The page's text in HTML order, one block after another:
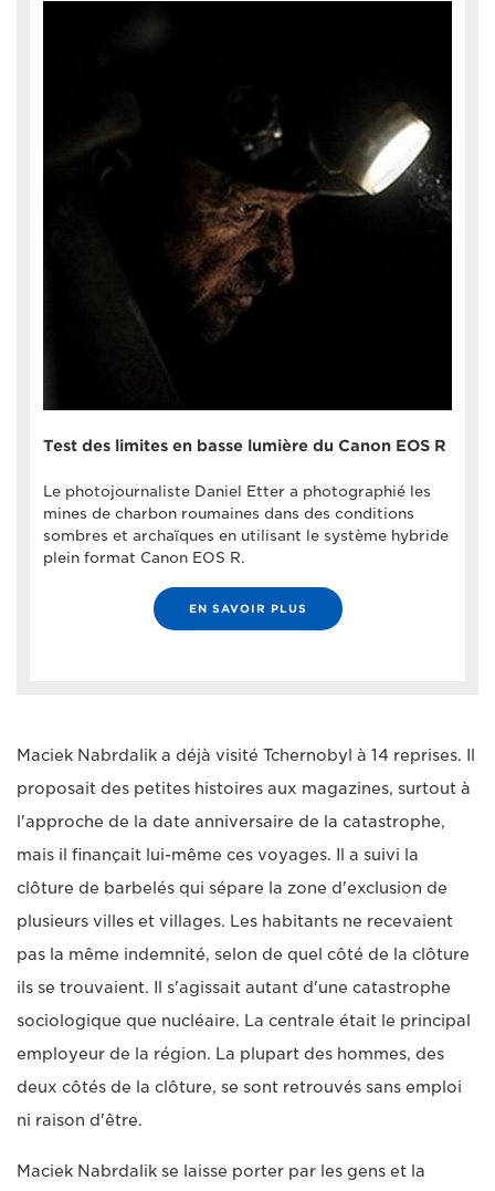
Test des limites en basse lumière du Canon EOS R
Le photojournaliste Daniel Etter a photographié les
mines de charbon roumaines dans des conditions
sombres et archaïques en utilisant le système hybride
plein format Canon EOS R.
EN SAVOIR PLUS
Maciek Nabrdalik a déjà visité Tchernobyl à 14 reprises. Il
proposait des petites histoires aux magazines, surtout à
l'approche de la date anniversaire de la catastrophe,
mais il finançait lui-même ces voyages. Il a suivi la
clôture de barbelés qui sépare la zone d'exclusion de
plusieurs villes et villages. Les habitants ne recevaient
pas la même indemnité, selon de quel côté de la clôture
ils se trouvaient. Il s'agissait autant d'une catastrophe
sociologique que nucléaire. La centrale était le principal
employeur de la région. La plupart des hommes, des
deux côtés de la clôture, se sont retrouvés sans emploi
ni raison d'être.
Maciek Nabrdalik se laisse porter par les gens et la